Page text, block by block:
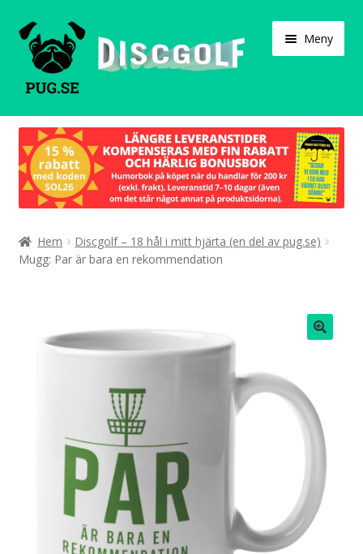
Hoppa
till
navigering
Hoppa
till
innehåll
Meny
Varukorg
Våra produkter
Designa själv!
Böcker
Info/villkor
Hem
Discgolf – 18 hål i mitt hjärta (en del av pug.se)
Mugg: Par är bara en rekommendation